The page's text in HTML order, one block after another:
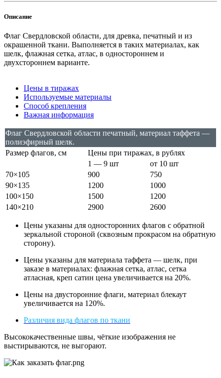
Описание
Флаг Свердловской области, для древка, печатный и из
окрашенной ткани. Выполняется в таких материалах, как
шелк, флажная сетка, атлас, в одностороннем и
двухстороннем варианте.
Цены в тиражах
Используемые материалы
Способ крепления
Важная информация
Флаг Свердловской области печатный, материал таффета —
полиэфирный шелк.
Размер флагов, см
Цены при тиражах, в рублях
1 — 9 шт
от 10 шт
70×105
900
750
90×135
1200
1000
100×150
1500
1200
140×210
2900 2600
Цены указаны для односторонних флагов с обратной
зеркальной стороной (сквозным прокрасом на обратную
сторону).
Цены указаны для материала таффета — шелк, при
заказе в материалах: флажная сетка, атлас, сетка
атласная, креп сатин цена увеличивается на 20%.
Цены на двусторонние флаги, материал блекаут
увеличивается на 120%.
Различия вида флагов по ткани
Высококачественные швы, чёткие изображения не
выстирываются, не выгорают.